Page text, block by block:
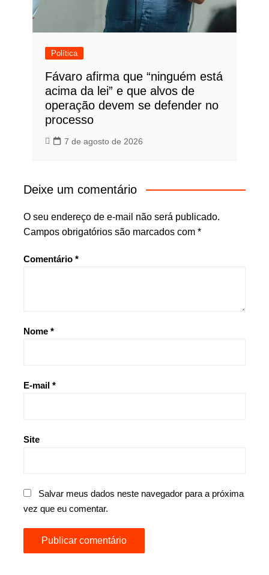
Política
Fávaro afirma que “ninguém está
acima da lei” e que alvos de
operação devem se defender no
processo
7 de agosto de 2026
Deixe um comentário
O seu endereço de e-mail não será publicado.
Campos obrigatórios são marcados com *
Comentário *
Nome *
E-mail *
Site
Salvar meus dados neste navegador para a próxima
vez que eu comentar.